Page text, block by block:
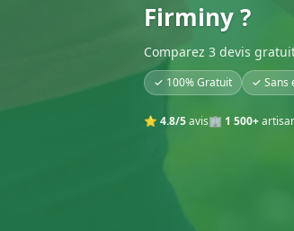
Firminy ?
Comparez 3 devis
✓ 100% Gratuit ✓ Sans
⭐ 4.8/5avis🏢 1 500+